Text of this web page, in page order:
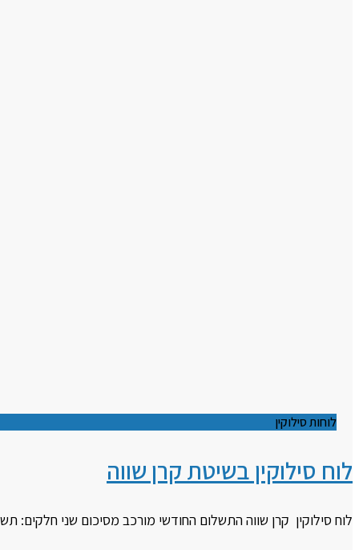
לוחות סילוקין
לוח סילוקין בשיטת קרן שווה
לוח סילוקין קרן שווה התשלום החודשי מורכב מסיכום שני חלקים: